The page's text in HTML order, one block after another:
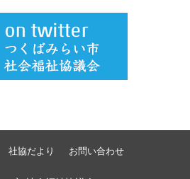
社協だより
お問い合わせ